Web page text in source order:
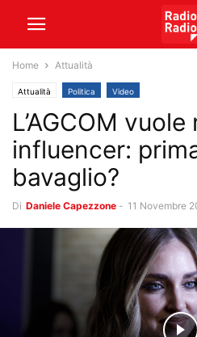
Home Attualità
Attualità Politica Video
L’AGCOM
influencer:
bavaglio?
Di Daniele Capezzone - 11 Novembre